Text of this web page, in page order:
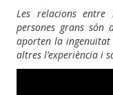
Les relacions
persones grans són
aporten la ingenuïtat
altres l’experiència i